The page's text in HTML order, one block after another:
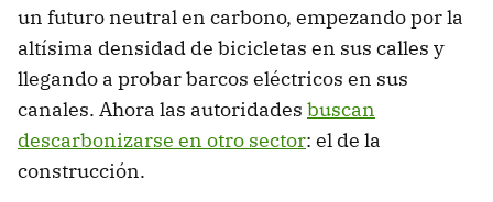
un futuro neutral en carbono, empezando por la
altísima densidad de bicicletas en sus calles y
llegando a probar barcos eléctricos en sus
canales. Ahora las autoridades buscan
descarbonizarse en otro sector: el de la
construcción.